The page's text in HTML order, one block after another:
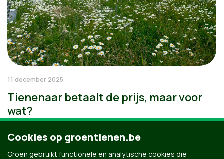
11 december 2025
Tienenaar betaalt de prijs, maar voor
wat?
Cookies op groentienen.be
Groen gebruikt functionele en analytische cookies die